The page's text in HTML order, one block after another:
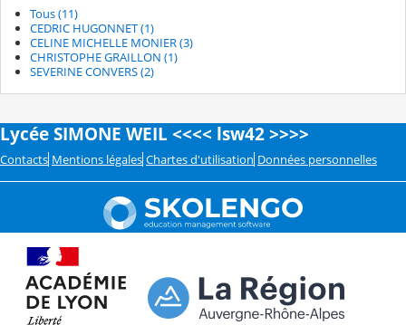
Tous (11)
CEDRIC HUGONNET (1)
CELINE MICHELLE MONIER (3)
CHRISTOPHE GRAILLON (1)
SEVERINE CONVERS (2)
Lycée SIMONE WEIL <<<< lsw42 >>>>
Contacts Mentions légales Chartes d'utilisation Données personnelles